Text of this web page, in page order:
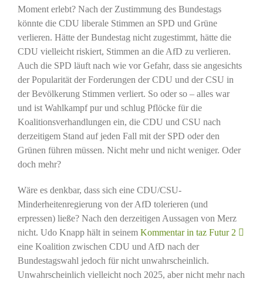
Moment erlebt? Nach der Zustimmung des Bundestags
könnte die CDU liberale Stimmen an SPD und Grüne
verlieren. Hätte der Bundestag nicht zugestimmt, hätte die
CDU vielleicht riskiert, Stimmen an die AfD zu verlieren.
Auch die SPD läuft nach wie vor Gefahr, dass sie angesichts
der Popularität der Forderungen der CDU und der CSU in
der Bevölkerung Stimmen verliert. So oder so – alles war
und ist Wahlkampf pur und schlug Pflöcke für die
Koalitionsverhandlungen ein, die CDU und CSU nach
derzeitigem Stand auf jeden Fall mit der SPD oder den
Grünen führen müssen. Nicht mehr und nicht weniger. Oder
doch mehr?
Wäre es denkbar, dass sich eine CDU/CSU-
Minderheitenregierung von der AfD tolerieren (und
erpressen) ließe? Nach den derzeitigen Aussagen von Merz
nicht. Udo Knapp hält in seinem Kommentar in taz Futur 2
eine Koalition zwischen CDU und AfD nach der
Bundestagswahl jedoch für nicht unwahrscheinlich.
Unwahrscheinlich vielleicht noch 2025, aber nicht mehr nach